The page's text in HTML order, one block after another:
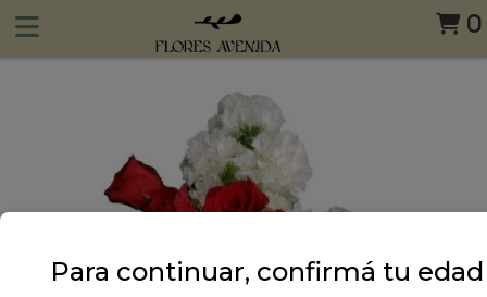
0
Para continuar, confirmá tu edad